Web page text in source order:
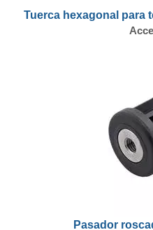
Tuerca hexagonal para
Pasador